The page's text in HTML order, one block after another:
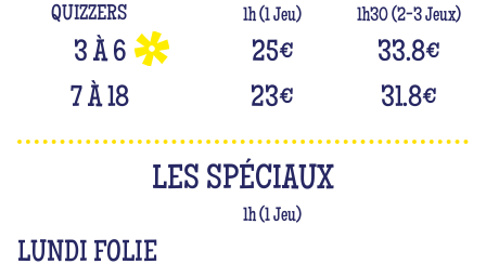
QUIZZERS 1h (1 Jeu) 1h30 (2-3 Jeux)
3 À 6 25€ 33.8€
7 À 18
23€ 31.8€
LES SPÉCIAUX
1h (1 Jeu)
LUNDI FOLIE